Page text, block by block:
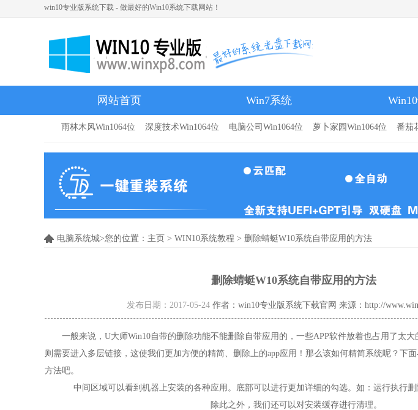
win10专业版系统下载 - 做最好的Win10系统下载网站！
网站首页 Win7系统
雨林木风
雨林木风Win1064位 深度技术Win1064位 电脑公司Win1064位 萝卜家园Win1064位 番茄
电脑系统城>您的位置： 主页 > WIN10系统教程 > 删除蜻蜓W10系统自带应用的方法
删除蜻蜓W10系统自带应用的方法
发布日期：2017-05-24 作者：win10专业版系统下载官网 来源：http://
一般来说，U大师Win10自带的删除功能不能删除自带应用的，一些APP软件放着也占用了太大
则需要进入多层链接，这使我们更加方便的精简、删除上的app应用！那么该如何精简系统呢？下
方法吧。
中间区域可以看到机器上安装的各种应用。底部可以进行更加详细的勾选。如：运行执行删
除此之外，我们还可以对安装缓存进行清理。